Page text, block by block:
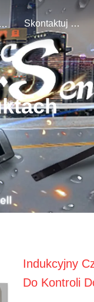
Wydarzenia Skontaktuj Się Z Nami
Indukcyjny
Do Kontroli